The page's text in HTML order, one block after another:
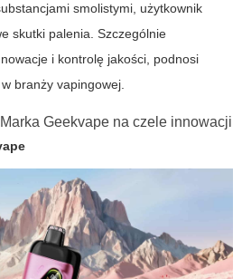
smolistymi, użytkownik
skutki palenia. Szczególnie
i kontrolę jakości, podnosi
branży vapingowej.
Geekvape na czele innowacji